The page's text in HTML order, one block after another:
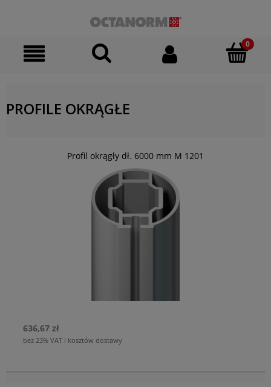
PROFILE OKRĄGŁE
Profil okrągły dł. 6000 mm M 1201
636,67 zł
bez 23% VAT i kosztów dostawy